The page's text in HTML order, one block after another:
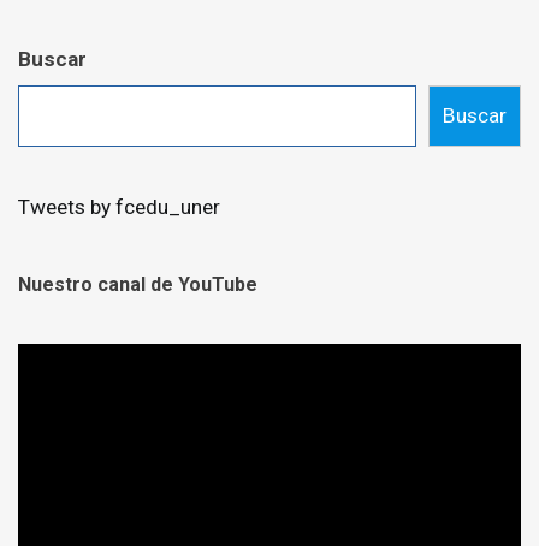
Buscar
Buscar
Tweets by fcedu_uner
Nuestro canal de YouTube